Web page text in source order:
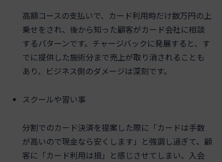
高額コースの支払いで、カード利用時だけ数万円の上
乗せをされ、後から知った顧客がカード会社に相談
するパターンです。チャージバックに発展すると、す
でに提供した施術分まで売上が取り消されることも
あり、ビジネス側のダメージは深刻です。
スクールや習い事
分割でのカード決済を提案した際に「カードは手数
が高いので現金なら安くします」と強調し過ぎて、顧
客に「カード利用は損」と感じさせてしまい、入会